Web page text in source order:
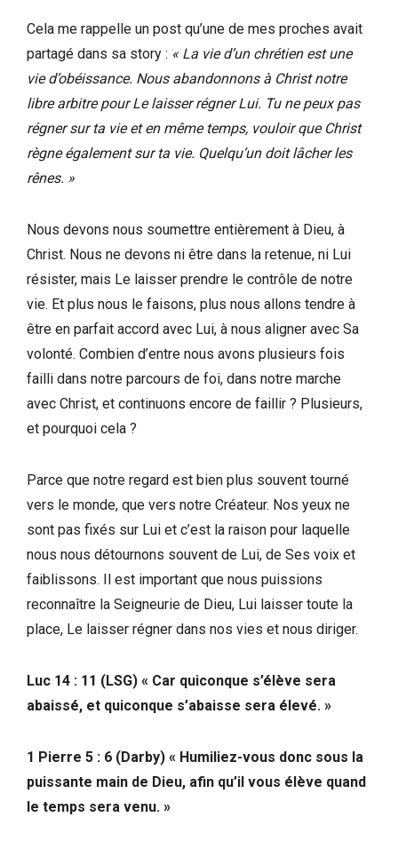
Cela me rappelle un post qu’une de mes proches avait
partagé dans sa story : « La vie d’un chrétien est une
vie d’obéissance. Nous abandonnons à Christ notre
libre arbitre pour Le laisser régner Lui. Tu ne peux pas
régner sur ta vie et en même temps, vouloir que Christ
règne également sur ta vie. Quelqu’un doit lâcher les
rênes. »
Nous devons nous soumettre entièrement à Dieu, à
Christ. Nous ne devons ni être dans la retenue, ni Lui
résister, mais Le laisser prendre le contrôle de notre
vie. Et plus nous le faisons, plus nous allons tendre à
être en parfait accord avec Lui, à nous aligner avec Sa
volonté. Combien d’entre nous avons plusieurs fois
failli dans notre parcours de foi, dans notre marche
avec Christ, et continuons encore de faillir ? Plusieurs,
et pourquoi cela ?
Parce que notre regard est bien plus souvent tourné
vers le monde, que vers notre Créateur. Nos yeux ne
sont pas fixés sur Lui et c’est la raison pour laquelle
nous nous détournons souvent de Lui, de Ses voix et
faiblissons. Il est important que nous puissions
reconnaître la Seigneurie de Dieu, Lui laisser toute la
place, Le laisser régner dans nos vies et nous diriger.
Luc 14 : 11 (LSG) « Car quiconque s’élève sera
abaissé, et quiconque s’abaisse sera élevé. »
1 Pierre 5 : 6 (Darby) « Humiliez-vous donc sous la
puissante main de Dieu, afin qu’il vous élève quand
le temps sera venu. »